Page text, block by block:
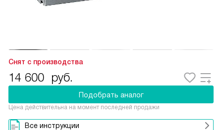
Снят с производства
14 600 руб.
Подобрать аналог
Цена действительна на момент последней продажи
Все инструкции